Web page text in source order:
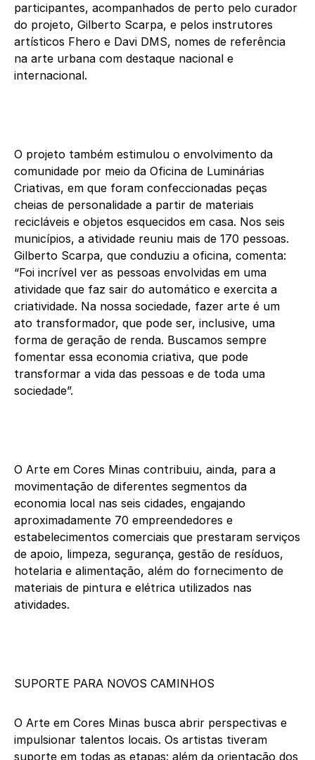
participantes, acompanhados de perto pelo curador
do projeto, Gilberto Scarpa, e pelos instrutores
artísticos Fhero e Davi DMS, nomes de referência
na arte urbana com destaque nacional e
internacional.
O projeto também estimulou o envolvimento da
comunidade por meio da Oficina de Luminárias
Criativas, em que foram confeccionadas peças
cheias de personalidade a partir de materiais
recicláveis e objetos esquecidos em casa. Nos seis
municípios, a atividade reuniu mais de 170 pessoas.
Gilberto Scarpa, que conduziu a oficina, comenta:
“Foi incrível ver as pessoas envolvidas em uma
atividade que faz sair do automático e exercita a
criatividade. Na nossa sociedade, fazer arte é um
ato transformador, que pode ser, inclusive, uma
forma de geração de renda. Buscamos sempre
fomentar essa economia criativa, que pode
transformar a vida das pessoas e de toda uma
sociedade”.
O Arte em Cores Minas contribuiu, ainda, para a
movimentação de diferentes segmentos da
economia local nas seis cidades, engajando
aproximadamente 70 empreendedores e
estabelecimentos comerciais que prestaram serviços
de apoio, limpeza, segurança, gestão de resíduos,
hotelaria e alimentação, além do fornecimento de
materiais de pintura e elétrica utilizados nas
atividades.
SUPORTE PARA NOVOS CAMINHOS
O Arte em Cores Minas busca abrir perspectivas e
impulsionar talentos locais. Os artistas tiveram
suporte em todas as etapas: além da orientação dos